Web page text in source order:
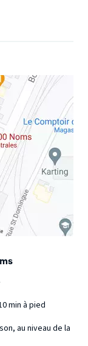
min à pied
au niveau de la